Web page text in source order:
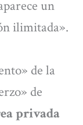
un
ilimitada».
de la
de
privada